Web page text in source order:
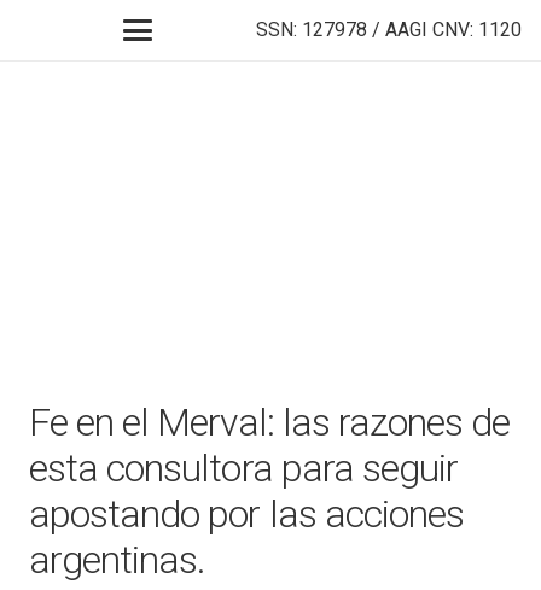
SSN: 127978 / AAGI CNV: 1120
Fe en el Merval: las razones de
esta consultora para seguir
apostando por las acciones
argentinas.